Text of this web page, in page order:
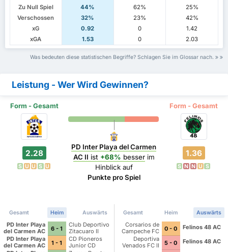
Zu Null Spiel
44% 62%
25%
Verschossen
32% 23%
42%
xG
0.92 0
1.42
xGA
1.53 0 2.03
Was bedeuten diese statistischen Begriffe? Schlagen Sie im Glossar nach.
Leistung - Wer Wird Gewinnen?
Form - Gesamt Form - Gesamt
2.28
S U U S U
PD Inter Playa del Carmen
AC II ist +68% besserim
Hinblick auf
Punkte pro Spiel
1.36
S N N U S
Gesamt Heim Auswärts
PD Inter Playa
del Carmen AC
II
6 - 1
Club Deportivo
Zitacuaro II
PD Inter Playa
del Carmen AC
1 - 1
CD Pioneros
Junior CD
Gesamt Heim Auswärts
Corsarios de
Campeche FC
0 - 0
Felinos 48 AC
Deportiva
Venados FC II
5 - 0 Felinos 48 AC